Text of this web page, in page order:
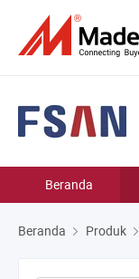
Beranda
Beranda Produk